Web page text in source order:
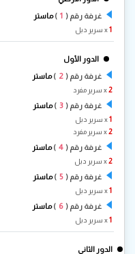
غرفة رقم ( )ماستر
1
الدور الأول
غرفة رقم ( 2
)ماستر
2
غرفة رقم ( 3
)ماستر
1
2
غرفة رقم ( 4
)ماستر
2
غرفة رقم ( 5
)ماستر
1
غرفة رقم ( 6
)ماستر
1
الدور الثاني